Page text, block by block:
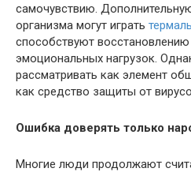
самочувствию.
организма могут играть
способствуют
эмоциональных нагрузок.
рассматривать как элемент
как средство защиты от
Ошибка доверять только
Многие люди продолжают